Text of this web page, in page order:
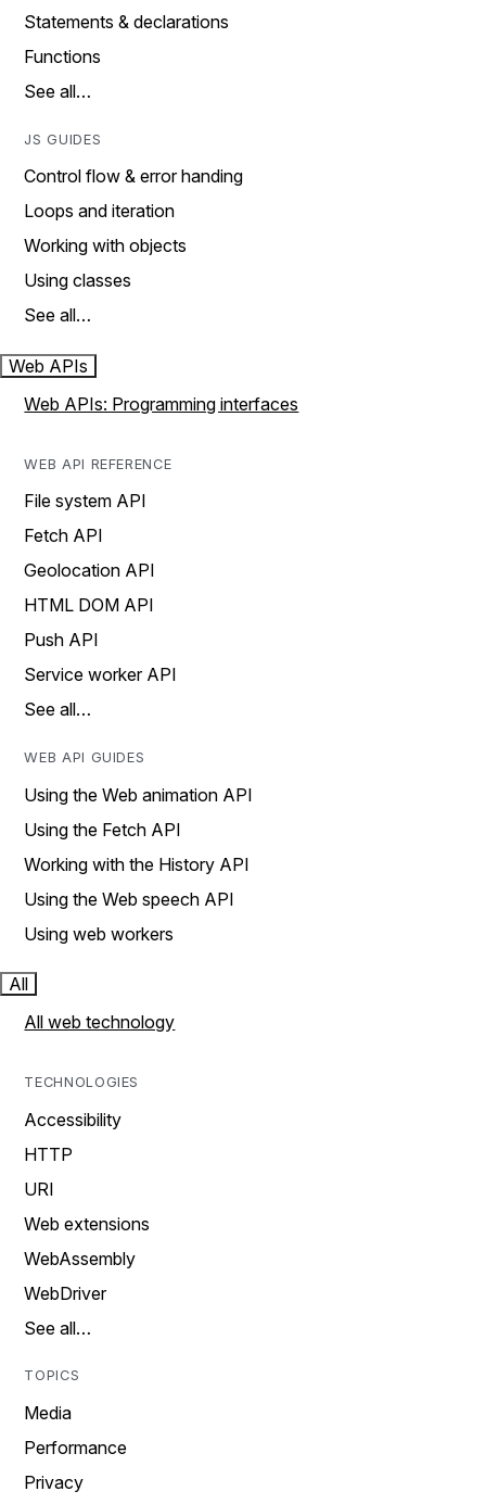
Statements & declarations
Functions
See all…
JS GUIDES
Control flow & error handing
Loops and iteration
Working with objects
Using classes
See all…
Web APIs
Web APIs: Programming interfaces
WEB API REFERENCE
File system API
Fetch API
Geolocation API
HTML DOM API
Push API
Service worker API
See all…
WEB API GUIDES
Using the Web animation API
Using the Fetch API
Working with the History API
Using the Web speech API
Using web workers
All
All web technology
TECHNOLOGIES
Accessibility
HTTP
URI
Web extensions
WebAssembly
WebDriver
See all…
TOPICS
Media
Performance
Privacy